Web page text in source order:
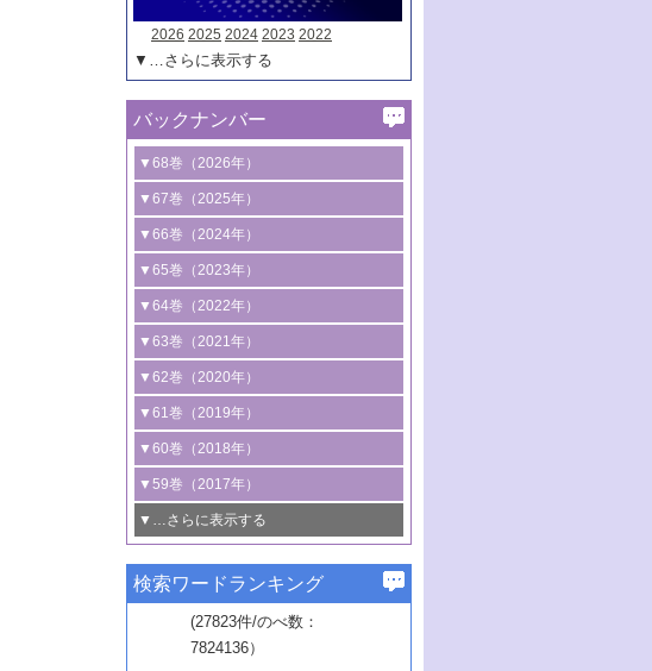
2026 2025 2024 2023 2022
▼…さらに表示する
バックナンバー
▼68巻（2026年）
1号 過酸化水素合成に関する研究動向
2号 コンピューター技術により加速する
触媒開発
3号 有機分子変換やCO 資源化のための
光触媒に関する最近の研究
B号 第137回触媒討論会（2026年）
▼67巻（2025年）
1号 CO
水素化によるグリーン燃料/グリ
ーンケミカル製造
2号 水素製造のための水分解技術に関す
る最近の研究
3号 オレフィン系樹脂の精密合成に関す
る最新技術
4号 アルコール類の効率的変換を実現す
る非貴金属触媒の研究動向
5号 ゼオライトの合成と応用における研
究動向
6号 ヘテロ接合界面
B号 第135回触媒討論会（2025年）
▼66巻（2024年）
1号 低次元ナノ構造を有する触媒材料
2号 規制反応場を活用した固体触媒研究
の新展開
3号 未踏分子変換を目指した酸化触媒プ
ロセスの最前線
4号 シンクロトロン放射光および中性子
線を利用した触媒解析技術の最先端
5号 単原子触媒
6号 参照触媒委員会からのお知らせ
B号 第133回触媒討論会（2023年）
▼65巻（2023年）
1号 炭素が関わる触媒機能
2号 プラスチックケミカルリサイクルの
ための触媒技術
3号 非酸化物系金属化合物を基盤とした
触媒材料の開発
4号 格子酸素・格子酸素欠陥を利用した
触媒反応
5号 生体触媒によるエネルギー変換反応
6号 窒素とリンの循環のための触媒・機
能性材料
▼64巻（2022年）
1号 合成ガス製造とCOを用いるケミカル
ズ合成の最新動向
2号 化学品合成のための合金触媒開発
3号 CO の排出削減および有効活用のた
めの触媒技術
4号 若手による情報発信企画～とびたて
若き触媒の研究者たち～（1）
若き触媒の研究者たち～（2）
6号 石油のノーブル・ユースを志向した
触媒技術
▼63巻（2021年）
1号 金触媒の新展開
2号 ペロブスカイト
3号 特殊反応場を利用した触媒的分子変
換反応
4号 多孔質材料を用いた触媒の新展開
5号 情報学的手法を用いた触媒開発
6号 カーボンニュートラルに向けた電解
技術
B号 第127回触媒討論会（2021年・オン
ライン開催(Zoom)のみ）
▼62巻（2020年）
1号 触媒設計を拓く欠陥構造のキャラク
タリゼーション
2号 機能化学品製造に資するクリーンな
触媒的酸化反応
3号 水処理のための触媒化学
4号 光触媒を用いた水分解の最新の研究
動向
5号 次世代の触媒プロセスを支えるマイ
▼61巻（2019年）
1号 物質移動制御に着目した触媒プロセ
ス開発
2号 CO2 フリー水素サプライチェーンに
関わる触媒開発動向
3号 精密高分子合成に関する最近の研究
動向
4号 バイオマス化成品製造のための触媒
▼60巻（2018年）
1号 固体酸触媒の最新の研究動向
2号 二酸化炭素からの有用化学品合成
3号 ナノ粒子・クラスター触媒の最前線
4号 60周年記念企画
5号 進化するゼオライト合成技術
6号 非貴金属系触媒における電気化学的
▼59巻（2017年）
1号 いたるところに，触媒
最先端技術
3号 無機分離膜材料の開発と触媒反応プ
ロセスへの適用
▼…さらに表示する
1号 ユニークな構造の高分子を生み出す触
2号 リグニンからの化成品製造に向けた触
▼57巻（2015年）
1号 水素キャリアにかかわる触媒技術の新
▼56巻（2014年）
検索ワードランキング
(27823件/のべ数：
7824136）